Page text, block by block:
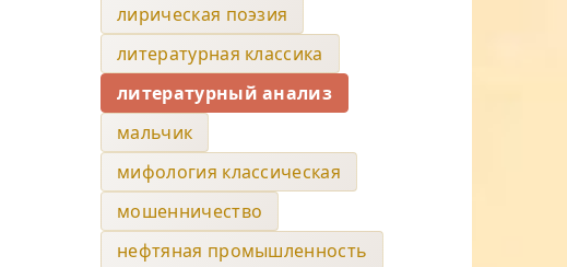
лирическая поэзия
литературная классика
литературный анализ
мальчик
мифология классическая
мошенничество
нефтяная промышленность